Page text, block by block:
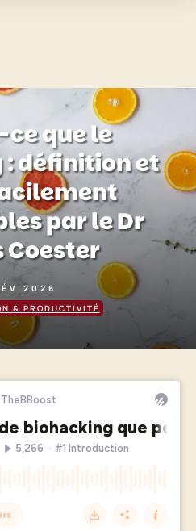
ce que le
définition et
par le Dr
Coester
2026
& PRODUCTIVITÉ